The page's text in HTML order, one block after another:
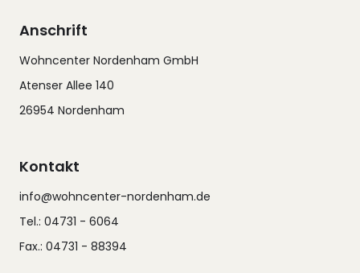
Anschrift
Wohncenter Nordenham GmbH
Atenser Allee 140
26954 Nordenham
Kontakt
info@wohncenter-nordenham.de
Tel.: 04731 - 6064
Fax.: 04731 - 88394